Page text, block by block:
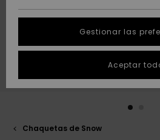
Inicia una
conversación
más rápida a
SOSTENIBILIDAD
Chaquetas de Snow
Gestionar las
Aceptar